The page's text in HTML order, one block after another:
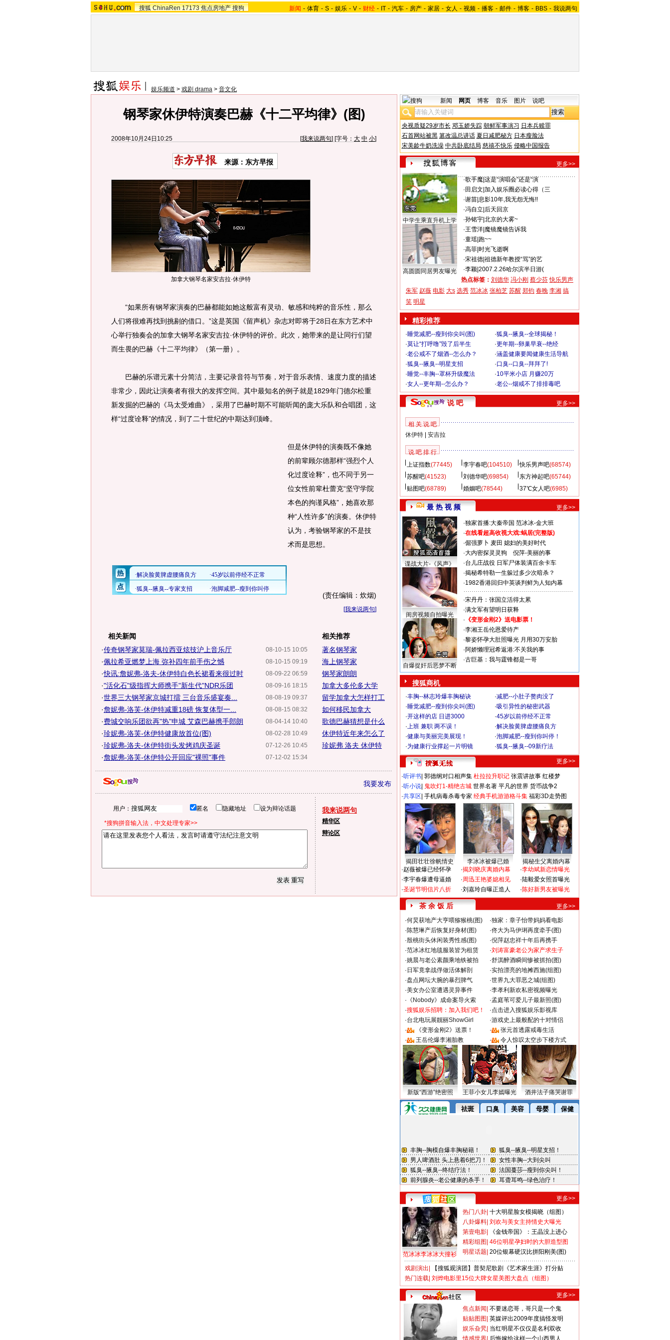
搜狐 ChinaRen 17173 焦点房地产 搜狗 新闻 - 体育 - S - 娱乐 - V - 财经 - IT - 汽车 - 房产 - 家居 - 女人 - 视频 - 播客 - 邮件 - 博客 - BBS - 我说两句
娱乐频道 > 戏剧 drama > 音文化
钢琴家休伊特演奏巴赫《十二平均律》(图)
2008年10月24日10:25 [我来说两句] [字号： 大 中 小]
来源：东方早报
加拿大钢琴名家安吉拉·休伊特
“如果所有钢琴家演奏的巴赫都能如她这般富有灵动、敏感和纯粹的音乐性，那么
人们将很难再找到挑剔的借口。”这是英国《留声机》杂志对即将于28日在东方艺术中
心举行独奏会的加拿大钢琴名家安吉拉·休伊特的评价。此次，她带来的是让同行们望
而生畏的巴赫《十二平均律》（第一册）。
巴赫的乐谱元素十分简洁，主要记录音符与节奏，对于音乐表情、速度力度的描述
非常少，因此让演奏者有很大的发挥空间。其中最知名的例子就是1829年门德尔松重
新发掘的巴赫的《马太受难曲》，采用了巴赫时期不可能听闻的庞大乐队和合唱团，这
样“过度诠释”的情况，到了二十世纪的中期达到顶峰。
但是休伊特的演奏既不像她
的前辈顾尔德那样“强烈个人
化过度诠释”，也不同于另一
位女性前辈杜蕾克“坚守学院
本色的拘谨风格”，她喜欢那
种“人性许多”的演奏。休伊特
认为，考验钢琴家的不是技
术而是思想。
(责任编辑：炊烟)
[我来说两句]
相关新闻
08-10-15 10:05
·传奇钢琴家莫瑞-佩拉西亚炫技沪上音乐厅
08-10-15 09:19
·佩拉希亚燃梦上海 弥补四年前手伤之憾
08-09-22 06:59
·快讯:詹妮弗-洛夫-休伊特白色长裙看来很过时
08-09-16 18:15
·"活化石"级指挥大师携手"新生代"NDR乐团
08-08-19 09:37
·世界三大钢琴家京城打擂 三台音乐盛宴奏...
08-08-15 08:32
·詹妮弗-洛芙-休伊特减重18磅 恢复体型一...
08-04-14 10:40
·费城交响乐团欲再"热"申城 艾森巴赫携手郎朗
08-02-28 10:49
·珍妮弗-洛芙-休伊特健康放首位(图)
07-12-26 10:45
·珍妮弗-洛夫-休伊特街头发烤鸡庆圣诞
07-12-02 15:34
·詹妮弗-洛芙-休伊特公开回应"裸照"事件
相关推荐
著名钢琴家
海上钢琴家
钢琴家朗朗
加拿大多伦多大学
留学加拿大怎样打工
如何移民加拿大
歌德巴赫猜想是什么
休伊特近年来怎么了
珍妮弗 洛夫 休伊特
我要发布
用户： 匿名 隐藏地址 设为辩论话题
*搜狗拼音输入法，中文处理专家>>
我来说两句
精华区
辩论区
新闻 网页 博客 音乐 图片 说吧
央视质疑29岁市长 邓玉娇失踪 朝鲜军事演习 日本兵赎罪
石首网站被黑 篡改温总讲话 夏日减肥秘方 日本瘦脸法
宋美龄牛奶洗澡 中共卧底结局 慈禧不快乐 侵略中国报告
更多>>
中学生乘直升机上学
高圆圆同居男友曝光
·歌手魔| 这是“演唱会”还是“演
· 田启文 加入娱乐圈必读心得（三
·谢苗| 息影10年,我无怨无悔!!
·冯自立 后天回京
·孙铭宇| 北京的大雾~
·王雪洋| 魔镜魔镜告诉我
·童瑶| 跑~~
·高菲| 时光飞逝啊
·宋祖德| 祖德新年教授“骂”的艺
·李颖| 2007.2.26哈尔滨半日游(
热点标签： 刘德华 冯小刚 蔡少芬 快乐男声
朱军 赵薇 电影 大s 选秀 范冰冰 张柏芝 苏醒 郑钧 春晚 李湘 搞
笑 明星
精彩推荐
·睡觉减肥--瘦到你尖叫(图) ·狐臭--腋臭--全球揭秘！
·莫让“打呼噜”毁了后半生 ·更年期--卵巢早衰--绝经
·老公戒不了烟酒--怎么办？ ·涵盖健康要闻健康生活导航
·狐臭--腋臭--明星支招 ·口臭--口臭--拜拜了!
·睡觉--丰胸--罩杯升级魔法 ·10平米小店 月赚20万
·女人--更年期--怎么办？ ·老公--烟戒不了排排毒吧
说 吧 更多>>
相 关 说 吧
休伊特| 安吉拉
说 吧 排 行
上证指数(77445) 李宇春吧(104510) 快乐男声吧(68574)
苏醒吧(41523) 刘德华吧(69854) 东方神起吧(65744)
贴图吧(68789) 婚姻吧(78544) 37℃女人吧(6985)
最 热 视 频 更多>>
谍战大片-《风声》
闺房视频自拍曝光
自爆捉奸后恶梦不断
·独家首播:大秦帝国 范冰冰-金大班
·在线看超高收视大戏:蜗居(完整版)
·倔强萝卜 麦田 媳妇的美好时代
·大内密探灵灵狗
倪萍-美丽的事
·台儿庄战役 日军尸体装满百余卡车
·揭秘希特勒一生躲过多少次暗杀？
·1982香港回归中英谈判鲜为人知内幕
·宋丹丹：张国立活得太累
·满文军有望明日获释
· 《变形金刚2》送电影票！
·李湘王岳伦恩爱待产
·黎姿怀孕大肚照曝光 月用30万安胎
·阿娇懒理冠希返港:不关我的事
·古巨基：我与霆锋都是一哥
搜狐商机
·丰胸--林志玲爆丰胸秘诀 ·减肥--小肚子赘肉没了
·睡觉减肥--瘦到你尖叫(图) ·吸引异性的秘密武器
·开这样的店 日进3000 ·45岁以前停经不正常
·上班 兼职 两不误！ ·解决脸黄脾虚腰痛良方
·健康与美丽完美展现！ ·泡脚减肥--瘦到你叫停！
·为健康行业撑起一片明镜 ·狐臭--腋臭--09新疗法
更多>>
·听评书 郭德纲对口相声集 杜拉拉升职记 张震讲故事 红楼梦
·听小说 鬼吹灯1-精绝古城 世界名著 平凡的世界 货币战争2
·共享区 手机病毒杀毒专家 经典手机游游格斗集 福彩3D走势图
揭田壮壮徐帆情史 李冰冰被爆已婚
揭秘生父离婚内幕
·赵薇被爆已经怀孕
·李宇春爆遭母逼婚
·圣诞节明信片八折
·揭刘晓庆离婚内幕
·周迅王艳婆媳相见
·刘嘉玲自曝正造人
·李幼斌新恋情曝光
·陆毅爱女照首曝光
·陈好新男友被曝光
茶 余 饭 后
更多>>
·何炅获地产大亨喂猕猴桃(图) ·独家：章子怡带妈妈看电影
·陈慧琳产后恢复好身材(图) ·佟大为马伊琍再度牵手(图)
·殷桃街头休闲装秀性感(图) ·倪萍赵忠祥十年后再携手
·范冰冰红地毯服装皆为租赁 ·刘涛富豪老公为家产求生子
·姚晨与老公素颜乘地铁被拍 ·舒淇醉酒瞬间惨被抓拍(图)
· 日军竟拿战俘做活体解剖 ·实拍漂亮的地摊西施(组图)
·盘点网坛大腕的暴烈脾气 ·世界九大罪恶之城(组图)
·美女办公室遭遇灵异事件 ·李孝利新欢私密视频曝光
· 《Nobody》成命案导火索 ·孟庭苇可爱儿子最新照(图)
·搜狐娱乐招聘：加入我们吧！ ·点击进入搜狐娱乐影视库
·台北电玩展靓丽ShowGirl ·游戏史上最般配的十对情侣
·
《变形金刚2》送票！ ·
张元首透露戒毒生活
·
王岳伦爆李湘胎教 · 令人惊叹太空步下楼方式
新版“西游”绝密照 王菲小女儿李嫣曝光 酒井法子痛哭谢罪
更多>>
范冰冰李冰冰大撞衫
热门八卦 十大明星脸女模揭晓（组图）
八卦爆料 刘欢与美女主持情史大曝光
第壹电影
《金钱帝国》：王晶没上进心
精彩组图 46位明星孕妇时的大胆造型图
明星话题 20位银幕硬汉比拼阳刚美(图)
戏剧演出
【搜狐观演团】普契尼歌剧《艺术家生涯》打分贴
热门连载 刘烨电影里15位大牌女星美图大盘点（组图）
更多>>
焦点新闻 不要迷恋哥，哥只是一个鬼
贴贴图图 英媒评出2009年度搞怪发明
娱乐旮旯 当红明星不仅仅是名利双收
情感世界 后悔嫁给这样一个山西男人